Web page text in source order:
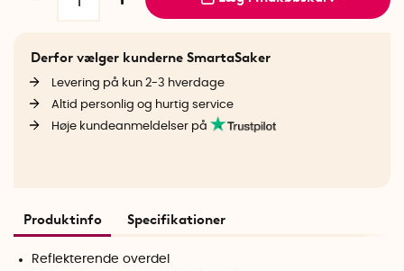
Derfor vælger kunderne SmartaSaker
Levering på kun 2-3 hverdage
Altid personlig og hurtig service
Høje kundeanmeldelser på
Produktinfo Specifikationer
Reflekterende overdel